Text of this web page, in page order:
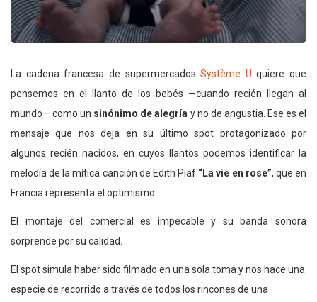
La cadena francesa de supermercadosSystème U quiere que
pensemos en el llanto de los bebés —cuando recién llegan al
mundo— como un sinónimo de alegría y no de angustia. Ese es el
mensaje que nos deja en su último spot protagonizado por
algunos recién nacidos, en cuyos llantos podemos identificar la
melodía de la mítica canción de Edith Piaf “La vie en rose”, que en
Francia representa el optimismo.
El montaje del comercial es impecable y su banda sonora
sorprende por su calidad.
El spot simula haber sido filmado en una sola toma y nos hace una
especie de recorrido a través de todos los rincones de una